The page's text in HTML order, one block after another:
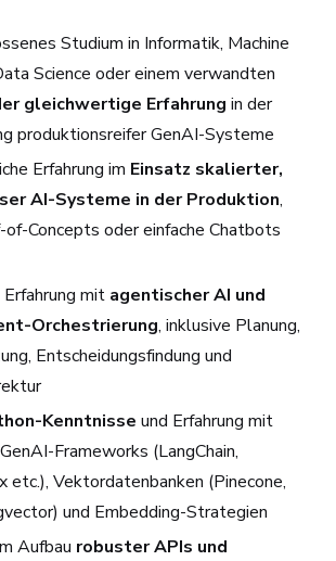
Studium in Informatik, Machine
Science oder einem verwandten
gleichwertige Erfahrung in der
produktionsreifer GenAI-Systeme
Erfahrung im Einsatz skalierter,
AI-Systeme in der Produktion,
Concepts oder einfache Chatbots
mit agentischer AI und
Orchestrierung, inklusive Planung,
Entscheidungsfindung und
Kenntnisse und Erfahrung mit
Frameworks (LangChain,
etc.), Vektordatenbanken (Pinecone,
und Embedding-Strategien
Aufbau robuster APIs und